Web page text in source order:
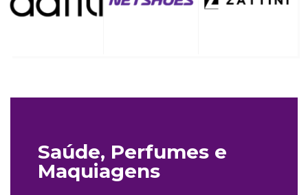
Saúde, Perfumes e
Maquiagens